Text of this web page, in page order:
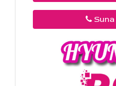
Suna